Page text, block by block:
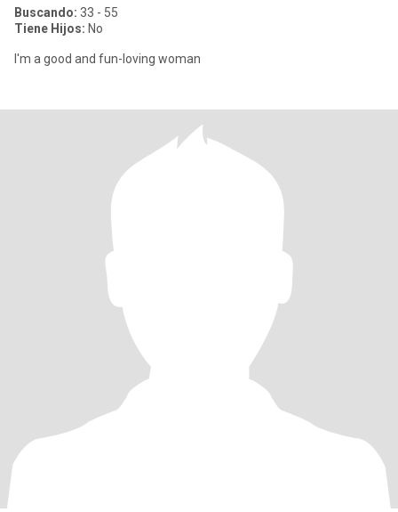
Buscando: 33 - 55
Tiene Hijos: No
I'm a good and fun-loving woman